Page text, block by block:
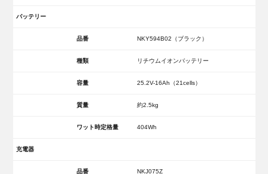
バッテリー
品番 NKY594B02（ブラック）
種類 リチウムイオンバッテリー
容量 25.2V-16Ah（21cells）
質量 約2.5kg
ワット時定格量 404Wh
充電器
品番 NKJ075Z